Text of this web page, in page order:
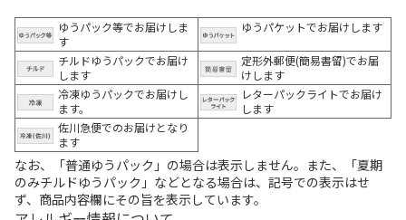
ゆうパック等でお届けしま
す
ゆうパケットでお届けします
チルドゆうパックでお届け
します
定形外郵便(簡易書留)でお届
けします
冷凍ゆうパックでお届けし
ます。
レターパックライトでお届け
します
佐川急便でのお届けとなり
ます
なお、「普通ゆうパック」の場合は表示しません。また、「夏期
のみチルドゆうパック」などとなる場合は、記号での表示はせ
ず、商品内容欄にその旨を表示しています。